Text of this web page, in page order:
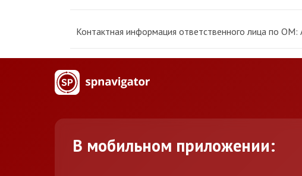
Контактная информация ответственного лица по ОМ:
В мобильном приложении: